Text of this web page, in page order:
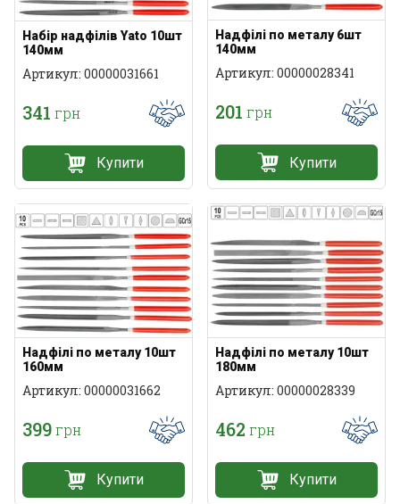
Набір надфілів Yato 10шт
140мм
Артикул: 00000031661
341 грн
Купити
Надфілі по металу 6шт
140мм
Артикул: 00000028341
201 грн
Купити
Надфілі по металу 10шт
160мм
Артикул: 00000031662
399грн
Купити
Надфілі по металу 10шт
180мм
Артикул: 00000028339
462 грн
Купити